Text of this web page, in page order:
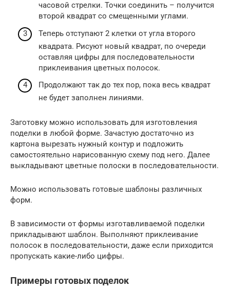
часовой стрелки. Точки соединить – получится
второй квадрат со смещенными углами.
Теперь отступают 2 клетки от угла второго
квадрата. Рисуют новый квадрат, по очереди
оставляя цифры для последовательности
приклеивания цветных полосок.
Продолжают так до тех пор, пока весь квадрат
не будет заполнен линиями.
Заготовку можно использовать для изготовления
поделки в любой форме. Зачастую достаточно из
картона вырезать нужный контур и подложить
самостоятельно нарисованную схему под него. Далее
выкладывают цветные полоски в последовательности.
Можно использовать готовые шаблоны различных
форм.
В зависимости от формы изготавливаемой поделки
прикладывают шаблон. Выполняют приклеивание
полосок в последовательности, даже если приходится
пропускать какие-либо цифры.
Примеры готовых поделок